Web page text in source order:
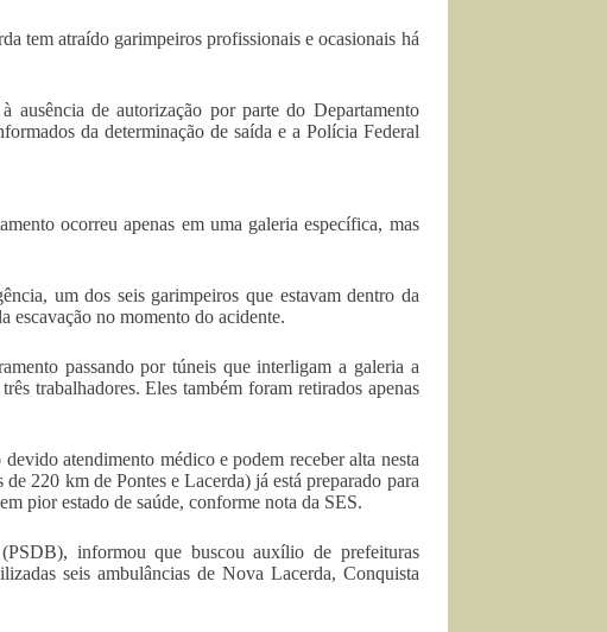
tem atraído garimpeiros profissionais e ocasionais há
de autorização por parte do Departamento
da determinação de saída e a Polícia Federal
ocorreu apenas em uma galeria específica, mas
um dos seis garimpeiros que estavam dentro da
escavação no momento do acidente.
passando por túneis que interligam a galeria a
trabalhadores. Eles também foram retirados apenas
atendimento médico e podem receber alta nesta
220 km de Pontes e Lacerda) já está preparado para
pior estado de saúde, conforme nota da SES.
informou que buscou auxílio de prefeituras
seis ambulâncias de Nova Lacerda, Conquista